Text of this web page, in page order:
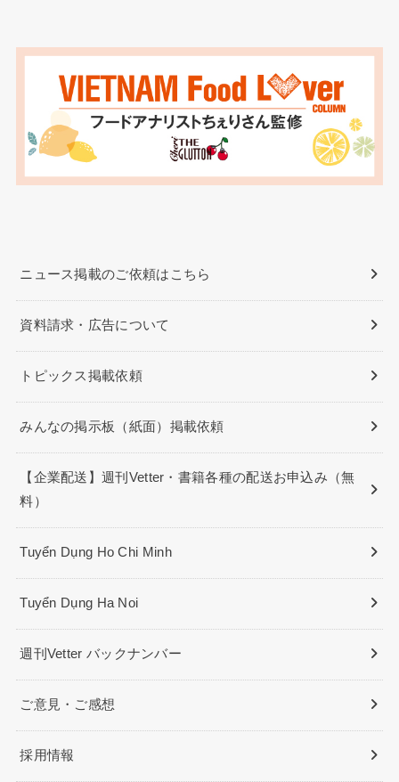
ニュース掲載のご依頼はこちら
資料請求・広告について
トピックス掲載依頼
みんなの掲示板（紙面）掲載依頼
【企業配送】週刊Vetter・書籍各種の配送お申込み（無
料）
Tuyển Dụng Ho Chi Minh
Tuyển Dụng Ha Noi
週刊Vetter バックナンバー
ご意見・ご感想
採用情報